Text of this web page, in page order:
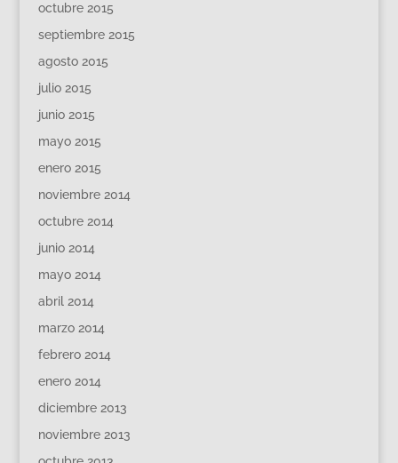
octubre 2015
septiembre 2015
agosto 2015
julio 2015
junio 2015
mayo 2015
enero 2015
noviembre 2014
octubre 2014
junio 2014
mayo 2014
abril 2014
marzo 2014
febrero 2014
enero 2014
diciembre 2013
noviembre 2013